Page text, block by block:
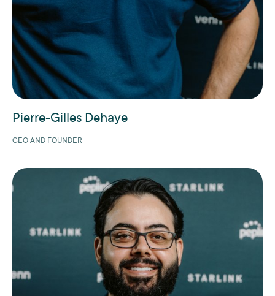
Pierre-Gilles Dehaye
CEO AND FOUNDER